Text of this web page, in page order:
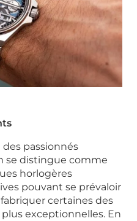
passionnés
se distingue comme
horlogères
pouvant se prévaloir
certaines des
exceptionnelles. En